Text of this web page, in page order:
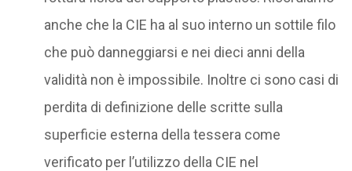
anche che la CIE ha al suo interno un sottile filo
che può danneggiarsi e nei dieci anni della
validità non è impossibile. Inoltre ci sono casi di
perdita di definizione delle scritte sulla
superficie esterna della tessera come
verificato per l’utilizzo della CIE nel